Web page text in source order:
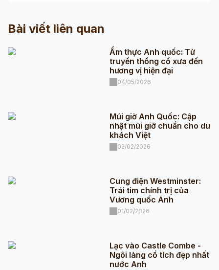
Bài viết liên quan
Ẩm thực Anh quốc: Từ
truyền thống cổ xưa đến
hương vị hiện đại
04/05/2026
Múi giờ Anh Quốc: Cập
nhật múi giờ chuẩn cho du
khách Việt
02/02/2026
Cung điện Westminster:
Trái tim chính trị của
Vương quốc Anh
01/02/2026
Lạc vào Castle Combe -
Ngôi làng cổ tích đẹp nhất
nước Anh